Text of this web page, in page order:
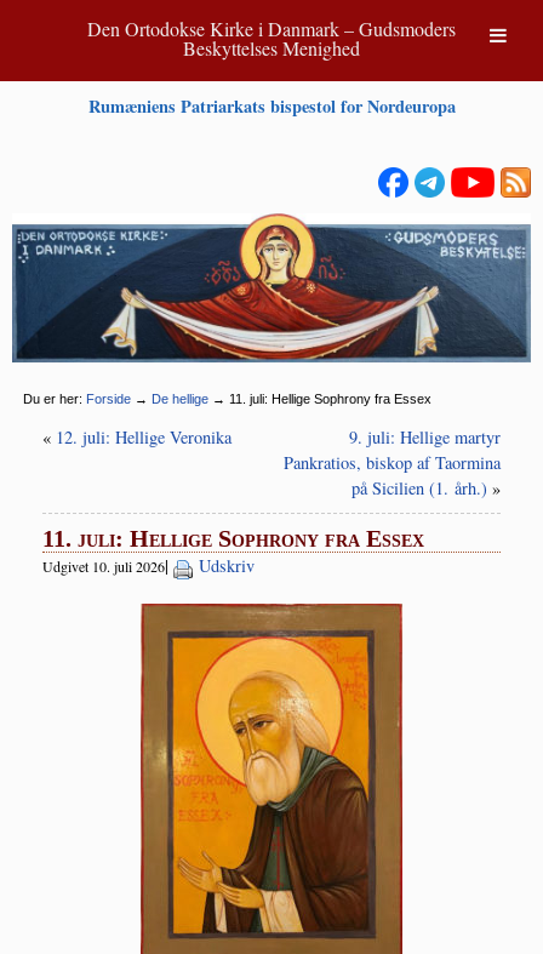
Den Ortodokse Kirke i Danmark – Gudsmoders
Beskyttelses Menighed
Rumæniens Patriarkats bispestol for Nordeuropa
Du er her: Forside → De hellige → 11. juli: Hellige Sophrony fra Essex
« 12. juli: Hellige Veronika
9. juli: Hellige martyr
Pankratios, biskop af Taormina
på Sicilien (1. årh.) »
11. juli: Hellige Sophrony fra Essex
Udgivet 10. juli 2026| Udskriv